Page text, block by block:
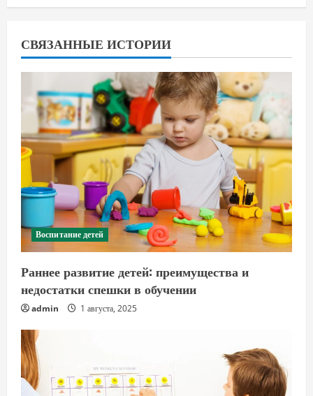
СВЯЗАННЫЕ ИСТОРИИ
Воспитание детей
Раннее развитие детей: преимущества и
недостатки спешки в обучении
admin 1 августа, 2025